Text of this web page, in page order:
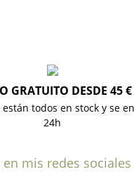
GRATUITO DESDE 45 €
todos en stock y se
24h
mis redes